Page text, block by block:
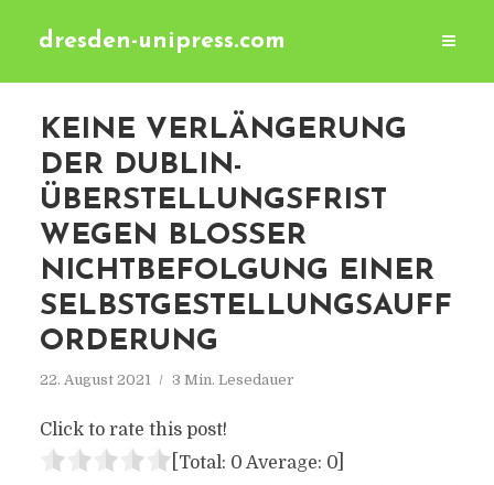
dresden-unipress.com
KEINE VERLÄNGERUNG
DER DUBLIN-
ÜBERSTELLUNGSFRIST
WEGEN BLOSSER N
ICHTBEFOLGUNG EINER S
ELBSTGESTELLUNGSAUFFO
RDERUNG
22. August 2021 3 Min. Lesedauer
Click to rate this post!
[Total: 0 Average: 0]